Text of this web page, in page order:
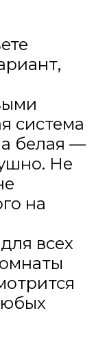
система
а белая —
Не
на
всех